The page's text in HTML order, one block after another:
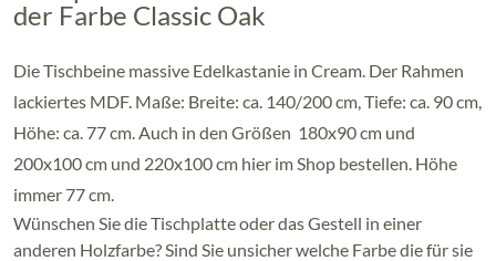
der Farbe Classic Oak
Die Tischbeine massive Edelkastanie in Cream. Der Rahmen
lackiertes MDF. Maße: Breite: ca. 140/200 cm, Tiefe: ca. 90 cm,
Höhe: ca. 77 cm. Auch in den Größen 180x90 cm und
200x100 cm und 220x100 cm hier im Shop bestellen. Höhe
immer 77 cm.
Wünschen Sie die Tischplatte oder das Gestell in einer
anderen Holzfarbe? Sind Sie unsicher welche Farbe die für sie